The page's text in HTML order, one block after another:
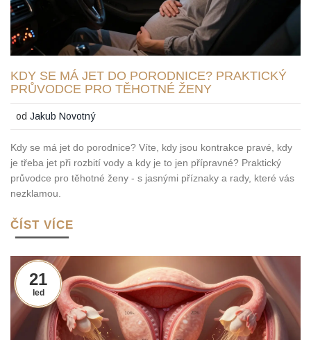
KDY SE MÁ JET DO PORODNICE? PRAKTICKÝ
PRŮVODCE PRO TĚHOTNÉ ŽENY
odJakub Novotný
Kdy se má jet do porodnice? Víte, kdy jsou kontrakce pravé, kdy
je třeba jet při rozbití vody a kdy je to jen přípravné? Praktický
průvodce pro těhotné ženy - s jasnými příznaky a rady, které vás
nezklamou.
ČÍST VÍCE
21
led